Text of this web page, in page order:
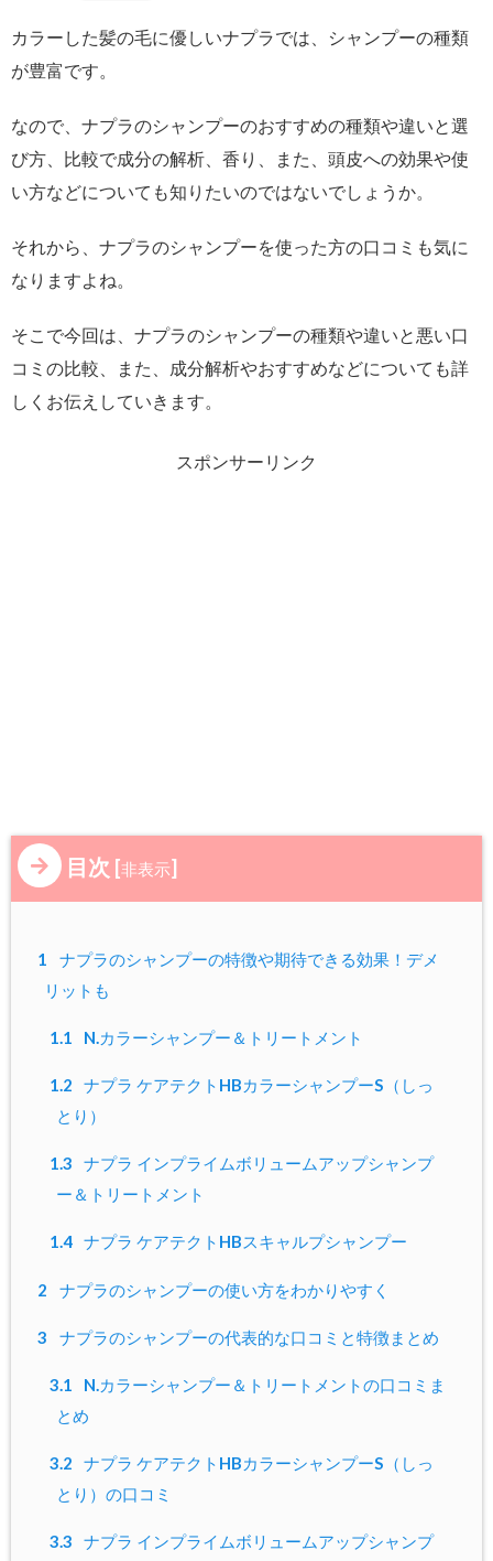
カラーした髪の毛に優しいナプラでは、シャンプーの種類
が豊富です。
なので、ナプラのシャンプーのおすすめの種類や違いと選
び方、比較で成分の解析、香り、また、頭皮への効果や使
い方などについても知りたいのではないでしょうか。
それから、ナプラのシャンプーを使った方の口コミも気に
なりますよね。
そこで今回は、ナプラのシャンプーの種類や違いと悪い口
コミの比較、また、成分解析やおすすめなどについても詳
しくお伝えしていきます。
スポンサーリンク
目次 [非表示]
1
ナプラのシャンプーの特徴や期待できる効果！デメ
リットも
1.1 N.カラーシャンプー＆トリートメント
1.2
ナプラ ケアテクトHBカラーシャンプーS（しっ
とり）
1.3
ナプラ インプライムボリュームアップシャンプ
ー＆トリートメント
1.4 ナプラ ケアテクトHBスキャルプシャンプー
2 ナプラのシャンプーの使い方をわかりやすく
3 ナプラのシャンプーの代表的な口コミと特徴まとめ
3.1
N.カラーシャンプー＆トリートメントの口コミま
とめ
3.2
ナプラ ケアテクトHBカラーシャンプーS（しっ
とり）の口コミ
3.3
ナプラ インプライムボリュームアップシャンプ